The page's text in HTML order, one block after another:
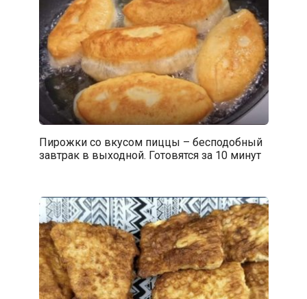
Пирожки со вкусом пиццы – бесподобный
завтрак в выходной. Готовятся за 10 минут